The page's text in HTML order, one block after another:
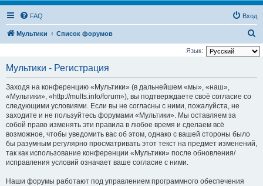
FAQ Вход
Мультики Список форумов
о
Язык:
Мультики - Регистрация
Заходя на конференцию «Мультики» (в дальнейшем «мы», «наш»,
«Мультики», «http://mults.info/forum»), вы подтверждаете своё согласие со
следующими условиями. Если вы не согласны с ними, пожалуйста, не
заходите и не пользуйтесь форумами «Мультики». Мы оставляем за
собой право изменять эти правила в любое время и сделаем всё
возможное, чтобы уведомить вас об этом, однако с вашей стороны было
бы разумным регулярно просматривать этот текст на предмет изменений,
так как использование конференции «Мультики» после обновления/
исправления условий означает ваше согласие с ними.
Наши форумы работают под управлением программного обеспечения